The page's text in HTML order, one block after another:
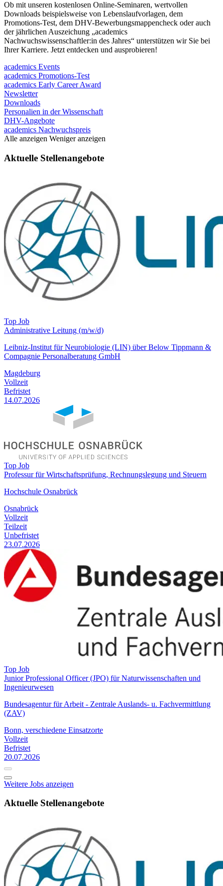
Ob mit unseren kostenlosen Online-Seminaren, wertvollen
Downloads beispielsweise von Lebenslaufvorlagen, dem
Promotions-Test, dem DHV-Bewerbungsmappencheck oder auch
der jährlichen Auszeichung „academics
Nachwuchswissenschaftler:in des Jahres“ unterstützen wir Sie bei
Ihrer Karriere. Jetzt entdecken und ausprobieren!
academics Events
academics Promotions-Test
academics Early Career Award
Newsletter
Downloads
Personalien in der Wissenschaft
DHV-Angebote
academics Nachwuchspreis
Alle anzeigen Weniger anzeigen
Aktuelle Stellenangebote
Top Job
Administrative Leitung (m/w/d)
Leibniz-Institut für Neurobiologie (LIN) über Below Tippmann &
Compagnie Personalberatung GmbH
Magdeburg
Vollzeit
Befristet
14.07.2026
Top Job
Professur für Wirtschaftsprüfung, Rechnungslegung und Steuern
Hochschule Osnabrück
Osnabrück
Vollzeit
Teilzeit
Unbefristet
23.07.2026
Top Job
Junior Professional Officer (JPO) für Naturwissenschaften und
Ingenieurwesen
Bundesagentur für Arbeit - Zentrale Auslands- u. Fachvermittlung
(ZAV)
Bonn, verschiedene Einsatzorte
Vollzeit
Befristet
20.07.2026
Weitere Jobs anzeigen
Aktuelle Stellenangebote